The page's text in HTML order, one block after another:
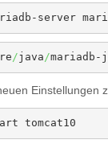
server
/java/
Einstellungen
tomcat10